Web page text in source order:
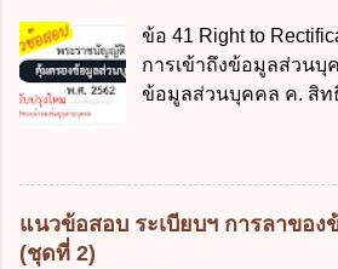
มีอำนาจแต่งตั้งพนักงา
ราชบัญญัติคุ้มครองข้อ
2562 ก. นายกรัฐมนตรี
กระทรวงดิจิทัลเพื่อเศร...
ราชการ พ.ศ. 2562 อ
แม่บทใด ก. พระราชบั
ประมาณ พ.ศ. 2561 ข
บัญญัติเงินคงคลัง พ.ศ.
กระทรวงการคลัง ว่าด้
การรับเงิน การจ่ายเงิน
ข้อ 41 Right to
การเข้าถึงข้อมูลส่วนบุ
ข้อมูลส่วนบุคคล ค. สิท
การประมวลผลข้อมูล
ควบคุมข้อมูลส่วนบุคค
บุคคลตามหลักการข้อใ
แนวข้อสอบ ระเบียบฯ การลาของ
(ชุดที่ 2)